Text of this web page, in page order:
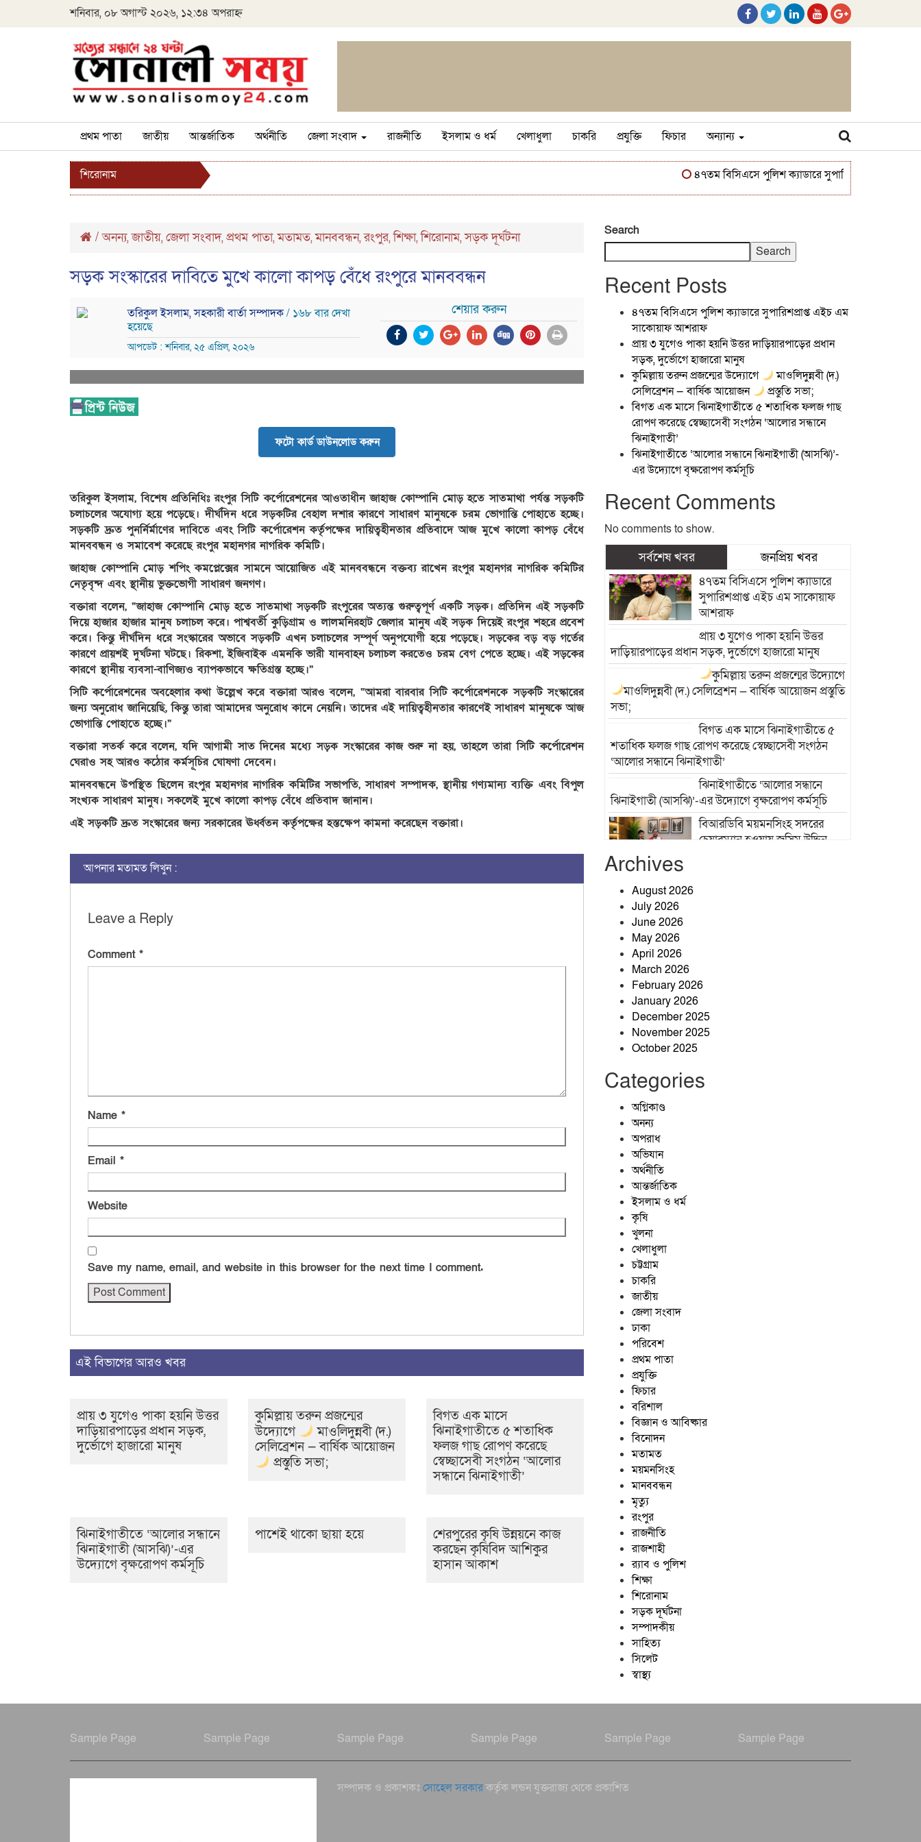
শনিবার, ০৮ অগাস্ট ২০২৬, ১২:৩৪ অপরাহ্ন
প্রথম পাতা জাতীয় আন্তর্জাতিক অর্থনীতি জেলা সংবাদ রাজনীতি ইসলাম ও ধর্ম খেলাধুলা চাকরি প্রযুক্তি ফিচার অন্যান্য
শিরোনাম ৪৭তম বিসিএসে পুলিশ ক্যাডারে সুপারিশপ্রাপ্ত এইচ এম
/অনন্য,জাতীয়,জেলা সংবাদ,প্রথম পাতা,মতামত,মানববন্ধন,রংপুর,শিক্ষা,শিরোনাম,সড়ক দূর্ঘটনা
সড়ক সংস্কারের দাবিতে মুখে কালো কাপড় বেঁধে রংপুরে মানববন্ধন
তরিকুল ইসলাম, সহকারী বার্তা সম্পাদক/ ১৬৮ বার দেখা
হয়েছে
আপডেট : শনিবার, ২৫ এপ্রিল, ২০২৬
শেয়ার করুন
ফটো কার্ড ডাউনলোড করুন
​তরিকুল ইসলাম, বিশেষ প্রতিনিধিঃ রংপুর সিটি কর্পোরেশনের আওতাধীন জাহাজ কোম্পানি মোড় হতে সাতমাথা পর্যন্ত সড়কটি
চলাচলের অযোগ্য হয়ে পড়েছে। দীর্ঘদিন ধরে সড়কটির বেহাল দশার কারণে সাধারণ মানুষকে চরম ভোগান্তি পোহাতে হচ্ছে।
সড়কটি দ্রুত পুনর্নির্মাণের দাবিতে এবং সিটি কর্পোরেশন কর্তৃপক্ষের দায়িত্বহীনতার প্রতিবাদে আজ মুখে কালো কাপড় বেঁধে
মানববন্ধন ও সমাবেশ করেছে রংপুর মহানগর নাগরিক কমিটি।
​জাহাজ কোম্পানি মোড় শপিং কমপ্লেক্সের সামনে আয়োজিত এই মানববন্ধনে বক্তব্য রাখেন রংপুর মহানগর নাগরিক কমিটির
নেতৃবৃন্দ এবং স্থানীয় ভুক্তভোগী সাধারণ জনগণ।
​বক্তারা বলেন, “জাহাজ কোম্পানি মোড় হতে সাতমাথা সড়কটি রংপুরের অত্যন্ত গুরুত্বপূর্ণ একটি সড়ক। প্রতিদিন এই সড়কটি
দিয়ে হাজার হাজার মানুষ চলাচল করে। পাশ্ববর্তী কুড়িগ্রাম ও লালমনিরহাট জেলার মানুষ এই সড়ক দিয়েই রংপুর শহরে প্রবেশ
করে। কিন্তু দীর্ঘদিন ধরে সংস্কারের অভাবে সড়কটি এখন চলাচলের সম্পূর্ণ অনুপযোগী হয়ে পড়েছে। সড়কের বড় বড় গর্তের
কারণে প্রায়শই দুর্ঘটনা ঘটছে। রিকশা, ইজিবাইক এমনকি ভারী যানবাহন চলাচল করতেও চরম বেগ পেতে হচ্ছে। এই সড়কের
কারণে স্থানীয় ব্যবসা-বাণিজ্যও ব্যাপকভাবে ক্ষতিগ্রস্ত হচ্ছে।”
​সিটি কর্পোরেশনের অবহেলার কথা উল্লেখ করে বক্তারা আরও বলেন, “আমরা বারবার সিটি কর্পোরেশনকে সড়কটি সংস্কারের
জন্য অনুরোধ জানিয়েছি, কিন্তু তারা আমাদের অনুরোধ কানে নেয়নি। তাদের এই দায়িত্বহীনতার কারণেই সাধারণ মানুষকে আজ
ভোগান্তি পোহাতে হচ্ছে।”
​বক্তারা সতর্ক করে বলেন, যদি আগামী সাত দিনের মধ্যে সড়ক সংস্কারের কাজ শুরু না হয়, তাহলে তারা সিটি কর্পোরেশন
ঘেরাও সহ আরও কঠোর কর্মসূচির ঘোষণা দেবেন।
​মানববন্ধনে উপস্থিত ছিলেন রংপুর মহানগর নাগরিক কমিটির সভাপতি, সাধারণ সম্পাদক, স্থানীয় গণ্যমান্য ব্যক্তি এবং বিপুল
সংখ্যক সাধারণ মানুষ। সকলেই মুখে কালো কাপড় বেঁধে প্রতিবাদ জানান।
​এই সড়কটি দ্রুত সংস্কারের জন্য সরকারের ঊর্ধ্বতন কর্তৃপক্ষের হস্তক্ষেপ কামনা করেছেন বক্তারা।
আপনার মতামত লিখুন :
Leave a Reply
Comment *
Name *
Email *
Website
Save my name, email, and website in this browser for the next time I comment.
এই বিভাগের আরও খবর
প্রায় ৩ যুগেও পাকা হয়নি উত্তর
দাড়িয়ারপাড়ের প্রধান সড়ক,
দুর্ভোগে হাজারো মানুষ
কুমিল্লায় তরুন প্রজন্মের
উদ্যোগে
মাওলিদুন্নবী (দ.)
সেলিব্রেশন — বার্ষিক আয়োজন
প্রস্তুতি সভা;
বিগত এক মাসে
ঝিনাইগাতীতে ৫ শতাধিক
ফলজ গাছ রোপণ করেছে
স্বেচ্ছাসেবী সংগঠন ‘আলোর
সন্ধানে ঝিনাইগাতী’
ঝিনাইগাতীতে ‘আলোর সন্ধানে
ঝিনাইগাতী (আসঝি)’-এর
উদ্যোগে বৃক্ষরোপণ কর্মসূচি
পাশেই থাকো ছায়া হয়ে
শেরপুরের কৃষি উন্নয়নে কাজ
করছেন কৃষিবিদ আশিকুর
হাসান আকাশ
Search
Search
Recent Posts
৪৭তম বিসিএসে পুলিশ ক্যাডারে সুপারিশপ্রাপ্ত এইচ এম
সাকোয়াফ আশরাফ
প্রায় ৩ যুগেও পাকা হয়নি উত্তর দাড়িয়ারপাড়ের প্রধান
সড়ক, দুর্ভোগে হাজারো মানুষ
কুমিল্লায় তরুন প্রজন্মের উদ্যোগে
মাওলিদুন্নবী (দ.)
সেলিব্রেশন — বার্ষিক আয়োজন
প্রস্তুতি সভা;
বিগত এক মাসে ঝিনাইগাতীতে ৫ শতাধিক ফলজ গাছ
রোপণ করেছে স্বেচ্ছাসেবী সংগঠন ‘আলোর সন্ধানে
ঝিনাইগাতী’
ঝিনাইগাতীতে ‘আলোর সন্ধানে ঝিনাইগাতী (আসঝি)’-
এর উদ্যোগে বৃক্ষরোপণ কর্মসূচি
Recent Comments
No comments to show.
সর্বশেষ খবর জনপ্রিয় খবর
৪৭তম বিসিএসে পুলিশ ক্যাডারে
সুপারিশপ্রাপ্ত এইচ এম সাকোয়াফ
আশরাফ
প্রায় ৩ যুগেও পাকা হয়নি উত্তর
দাড়িয়ারপাড়ের প্রধান সড়ক, দুর্ভোগে হাজারো মানুষ
কুমিল্লায় তরুন প্রজন্মের উদ্যোগে
মাওলিদুন্নবী (দ.) সেলিব্রেশন — বার্ষিক আয়োজনপ্রস্তুতি
সভা;
বিগত এক মাসে ঝিনাইগাতীতে ৫
শতাধিক ফলজ গাছ রোপণ করেছে স্বেচ্ছাসেবী সংগঠন
‘আলোর সন্ধানে ঝিনাইগাতী’
ঝিনাইগাতীতে ‘আলোর সন্ধানে
ঝিনাইগাতী (আসঝি)’-এর উদ্যোগে বৃক্ষরোপণ কর্মসূচি
বিআরডিবি ময়মনসিংহ সদরের
চেয়ারম্যান হওয়ায় জসিম উদ্দিন
ফুলেল শুভেচ্ছা
কৃষিবিদ আশিকুর হাসান আকাশ
নানা আয়োজনে আলোকবিন্দু
স্বেচ্ছাসেবী সংগঠনের দ্বিতীয়
Archives
August 2026
July 2026
June 2026
May 2026
April 2026
March 2026
February 2026
January 2026
December 2025
November 2025
October 2025
Categories
অগ্নিকাণ্ড
অনন্য
অপরাধ
অভিযান
অর্থনীতি
আন্তর্জাতিক
ইসলাম ও ধর্ম
কৃষি
খুলনা
খেলাধুলা
চট্টগ্রাম
চাকরি
জাতীয়
জেলা সংবাদ
ঢাকা
পরিবেশ
প্রথম পাতা
প্রযুক্তি
ফিচার
বরিশাল
বিজ্ঞান ও আবিষ্কার
বিনোদন
মতামত
ময়মনসিংহ
মানববন্ধন
মৃত্যু
রংপুর
রাজনীতি
রাজশাহী
র‍্যাব ও পুলিশ
শিক্ষা
শিরোনাম
সড়ক দূর্ঘটনা
সম্পাদকীয়
সাহিত্য
সিলেট
স্বাস্থ্য
Sample Page Sample Page Sample Page Sample Page Sample Page Sample Page
সম্পাদক ও প্রকাশকঃ সোহেল সরকারকর্তৃক লন্ডন যুক্তরাজ্য থেকে প্রকাশিত